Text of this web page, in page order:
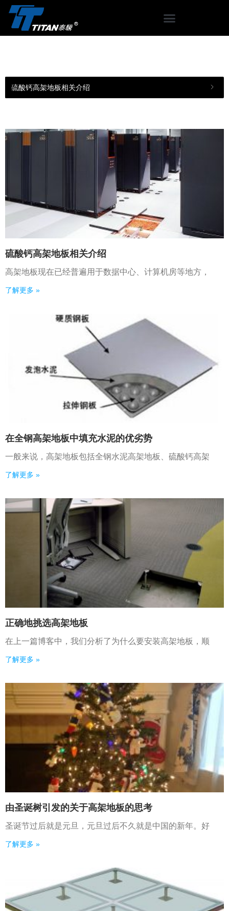
硫酸钙高架地板相关介绍
硫酸钙高架地板相关介绍
高架地板现在已经普遍用于数据中心、计算机房等地方，
了解更多 »
在全钢高架地板中填充水泥的优劣势
一般来说，高架地板包括全钢水泥高架地板、硫酸钙高架
了解更多 »
正确地挑选高架地板
在上一篇博客中，我们分析了为什么要安装高架地板，顺
了解更多 »
由圣诞树引发的关于高架地板的思考
圣诞节过后就是元旦，元旦过后不久就是中国的新年。好
了解更多 »